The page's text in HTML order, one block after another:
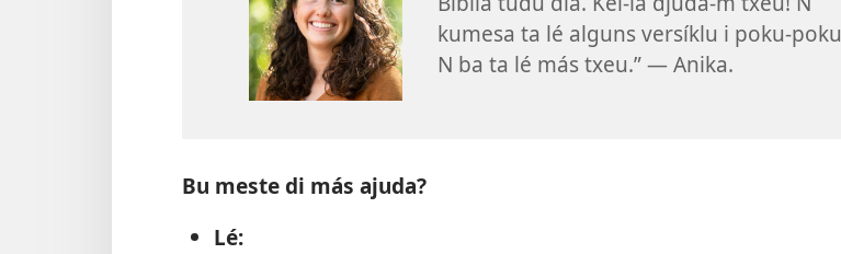
kumesa ta lé alguns versíklu i poku-poku
N ba ta lé más txeu.” — Anika.
Bu meste di más ajuda?
Lé: